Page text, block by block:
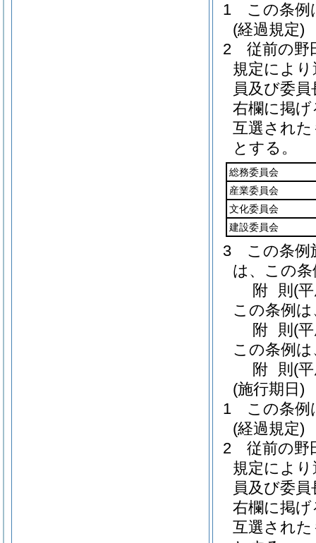
1
この条例
(経過規定)
2
従前の野
規定によ
員及び委
右欄に掲
互選され
とする。
総務委員会
産業委員会
文化委員会
建設委員会
3
この条例
は、この
附 則 (
この条例
附 則 (
この条例
附 則 (
(施行期日)
1
この条例
(経過規定)
2
従前の野
規定によ
員及び委
右欄に掲
互選され